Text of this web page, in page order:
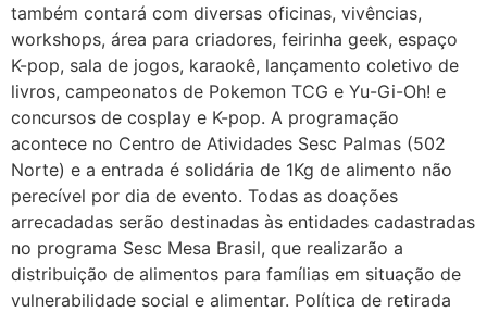
também contará com diversas oficinas, vivências,
workshops, área para criadores, feirinha geek, espaço
K-pop, sala de jogos, karaokê, lançamento coletivo de
livros, campeonatos de Pokemon TCG e Yu-Gi-Oh! e
concursos de cosplay e K-pop. A programação
acontece no Centro de Atividades Sesc Palmas (502
Norte) e a entrada é solidária de 1Kg de alimento não
perecível por dia de evento. Todas as doações
arrecadadas serão destinadas às entidades cadastradas
no programa Sesc Mesa Brasil, que realizarão a
distribuição de alimentos para famílias em situação de
vulnerabilidade social e alimentar. Política de retirada